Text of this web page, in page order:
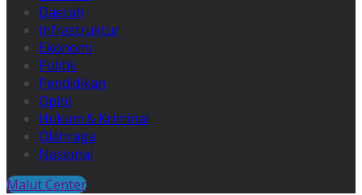
Daerah
Infrastruktur
Ekonomi
Politik
Pendidikan
Opini
Hukum & Kriminal
Olahraga
Nasional
Malut Center